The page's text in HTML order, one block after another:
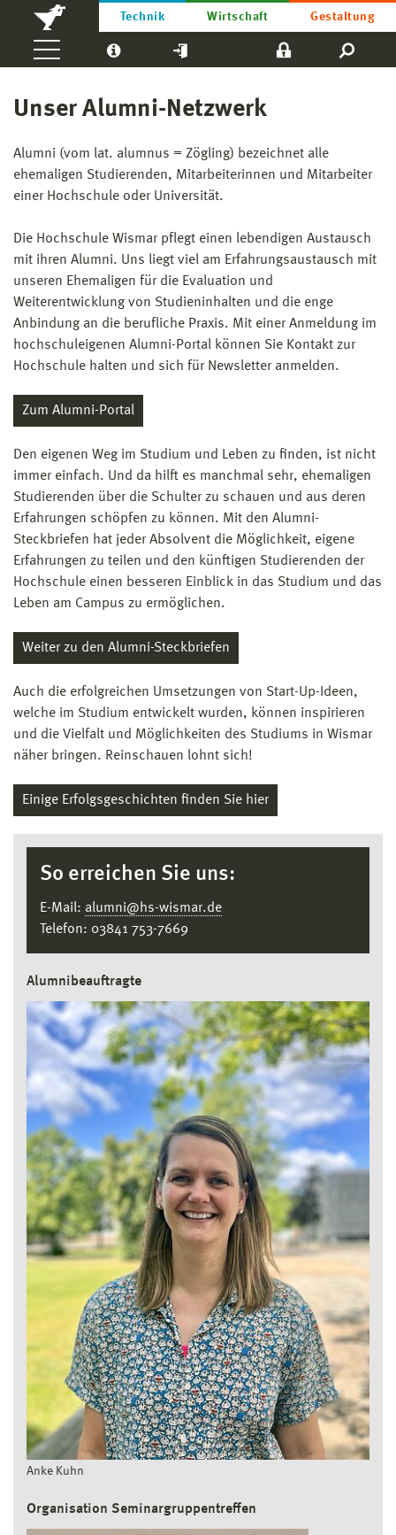
Technik Wirtschaft Gestaltung
Unser Alumni-Netzwerk
Alumni (vom lat. alumnus = Zögling) bezeichnet alle
ehemaligen Studierenden, Mitarbeiterinnen und Mitarbeiter
einer Hochschule oder Universität.
Die Hochschule Wismar pflegt einen lebendigen Austausch
mit ihren Alumni. Uns liegt viel am Erfahrungsaustausch mit
unseren Ehemaligen für die Evaluation und
Weiterentwicklung von Studieninhalten und die enge
Anbindung an die berufliche Praxis. Mit einer Anmeldung im
hochschuleigenen Alumni-Portal können Sie Kontakt zur
Hochschule halten und sich für Newsletter anmelden.
Zum Alumni-Portal
Den eigenen Weg im Studium und Leben zu finden, ist nicht
immer einfach. Und da hilft es manchmal sehr, ehemaligen
Studierenden über die Schulter zu schauen und aus deren
Erfahrungen schöpfen zu können. Mit den Alumni-
Steckbriefen hat jeder Absolvent die Möglichkeit, eigene
Erfahrungen zu teilen und den künftigen Studierenden der
Hochschule einen besseren Einblick in das Studium und das
Leben am Campus zu ermöglichen.
Weiter zu den Alumni-Steckbriefen
Auch die erfolgreichen Umsetzungen von Start-Up-Ideen,
welche im Studium entwickelt wurden, können inspirieren
und die Vielfalt und Möglichkeiten des Studiums in Wismar
näher bringen. Reinschauen lohnt sich!
Einige Erfolgsgeschichten finden Sie hier
So erreichen Sie uns:
E-Mail: alumni@hs-wismar.de
Telefon: 03841 753-7669
Alumnibeauftragte
Anke Kuhn
Organisation Seminargruppentreffen